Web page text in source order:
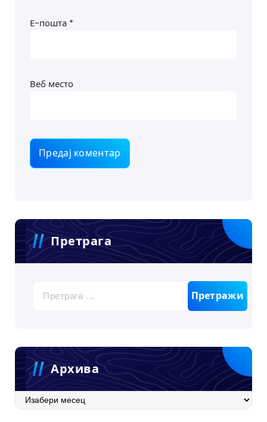
Е-пошта *
Веб место
Претрага
Архива
Архива